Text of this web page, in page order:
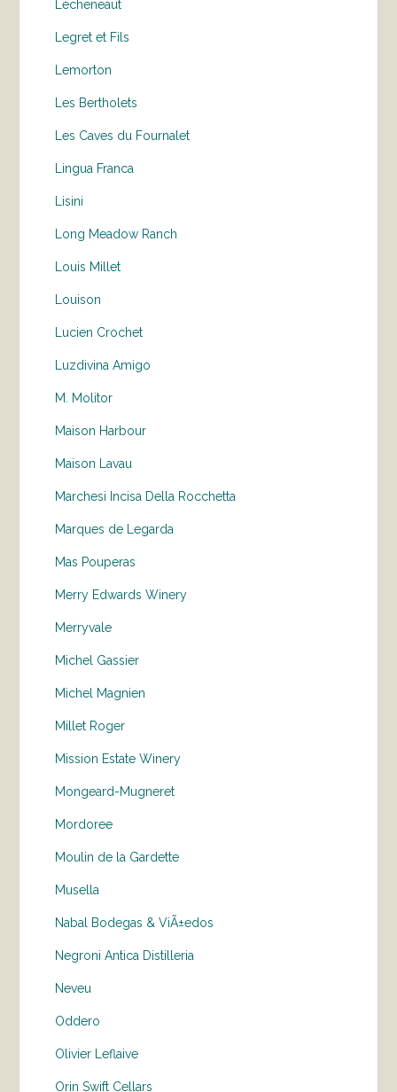
Lecheneaut
Legret et Fils
Lemorton
Les Bertholets
Les Caves du Fournalet
Lingua Franca
Lisini
Long Meadow Ranch
Louis Millet
Louison
Lucien Crochet
Luzdivina Amigo
M. Molitor
Maison Harbour
Maison Lavau
Marchesi Incisa Della Rocchetta
Marques de Legarda
Mas Pouperas
Merry Edwards Winery
Merryvale
Michel Gassier
Michel Magnien
Millet Roger
Mission Estate Winery
Mongeard-Mugneret
Mordoree
Moulin de la Gardette
Musella
Nabal Bodegas & ViÃ±edos
Negroni Antica Distilleria
Neveu
Oddero
Olivier Leflaive
Orin Swift Cellars